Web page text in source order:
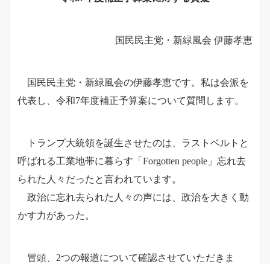
国民民主党・新緑風会 伊藤孝恵
国民民主党・新緑風会の伊藤孝恵です。私は会派を
代表し、令和7年度補正予算案について質問します。
トランプ大統領を誕生させたのは、ラストベルトと
呼ばれる工業地帯に暮らす「Forgotten people」忘れ去
られた人々だったと言われています。
政治に忘れ去られた人々の声には、政治を大きく動
かす力があった。
冒頭、2つの報道について確認させていただきま